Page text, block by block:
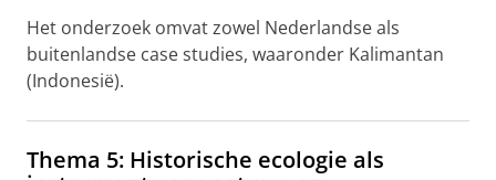
Het onderzoek omvat zowel Nederlandse als
buitenlandse case studies, waaronder Kalimantan
(Indonesië).
Thema 5: Historische ecologie als